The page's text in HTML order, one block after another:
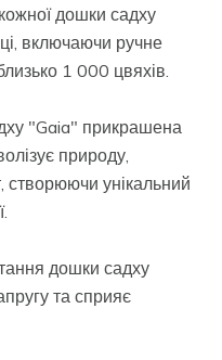
дошки садху
включаючи ручне
1 000 цвяхів.
"Gaia" прикрашена
природу,
створюючи унікальний
дошки садху
та сприяє